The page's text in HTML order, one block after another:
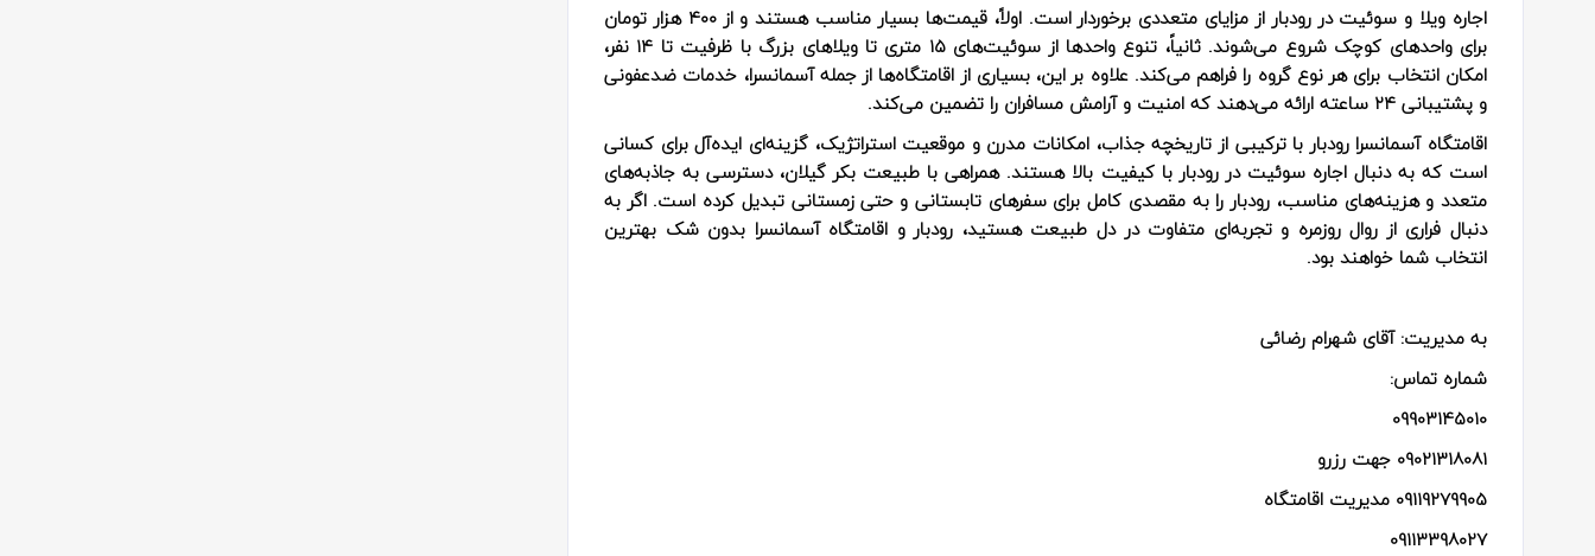
اجاره ویلا و سوئیت در رودبار از مزایای متعددی برخوردار است. اولاً، قیمت‌ها بسیار مناسب هستند و از ۴۰۰ هزار تومان
برای واحدهای کوچک شروع می‌شوند. ثانیاً، تنوع واحدها از سوئیت‌های ۱۵ متری تا ویلاهای بزرگ با ظرفیت تا ۱۴ نفر،
امکان انتخاب برای هر نوع گروه را فراهم می‌کند. علاوه بر این، بسیاری از اقامتگاه‌ها از جمله آسمانسرا، خدمات ضدعفونی
و پشتیبانی ۲۴ ساعته ارائه می‌دهند که امنیت و آرامش مسافران را تضمین می‌کند.
اقامتگاه آسمانسرا رودبار با ترکیبی از تاریخچه جذاب، امکانات مدرن و موقعیت استراتژیک، گزینه‌ای ایده‌آل برای کسانی
است که به دنبال اجاره سوئیت در رودبار با کیفیت بالا هستند. همراهی با طبیعت بکر گیلان، دسترسی به جاذبه‌های
متعدد و هزینه‌های مناسب، رودبار را به مقصدی کامل برای سفرهای تابستانی و حتی زمستانی تبدیل کرده است. اگر به
دنبال فراری از روال روزمره و تجربه‌ای متفاوت در دل طبیعت هستید، رودبار و اقامتگاه آسمانسرا بدون شک بهترین
انتخاب شما خواهند بود.
به مدیریت: آقای شهرام رضائی
شماره تماس:
09903145010
09021318081 جهت رزرو
09119279905 مدیریت اقامتگاه
09113398027